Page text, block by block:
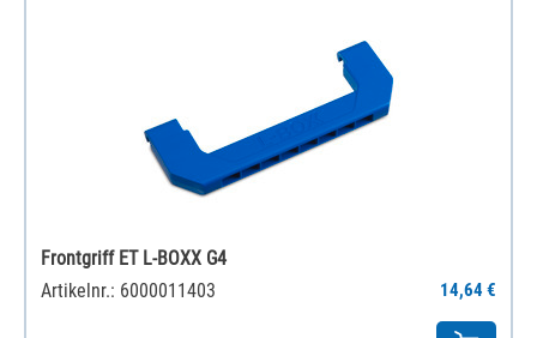
Frontgriff ET L-BOXX G4
Artikelnr.: 6000011403
14,64 €